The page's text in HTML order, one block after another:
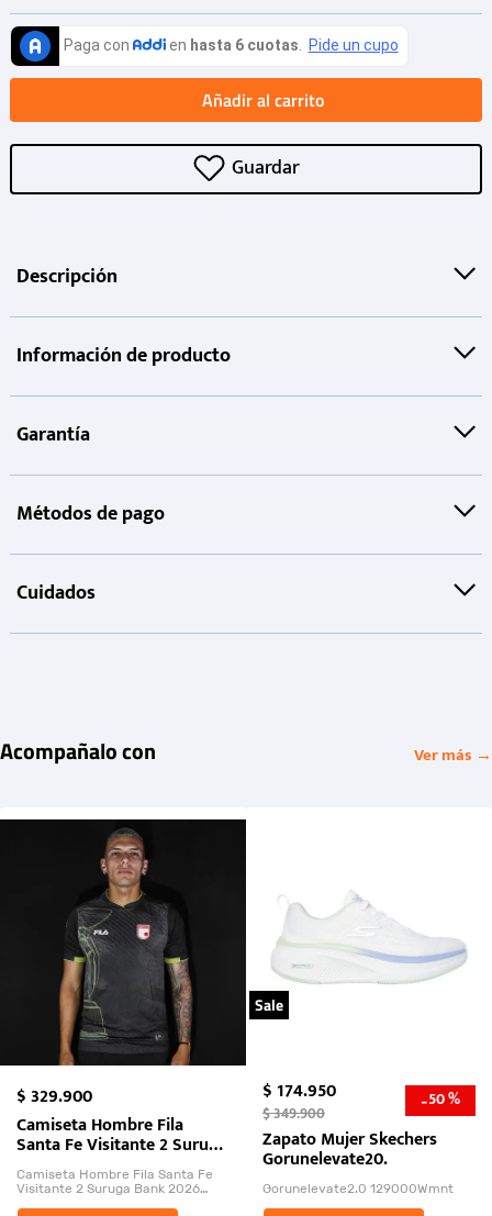
Añadir al carrito
Descripción
Información de producto
Garantía
Métodos de pago
Cuidados
Acompañalo con Ver más →
$329.900
Camiseta Hombre Fila
Santa Fe Visitante 2 Suruga
Bank 2026
Camiseta Hombre Fila Santa Fe
Visitante 2 Suruga Bank 2026
Sale
$174.950
$349.900 -50 %
Zapato Mujer Skechers
Gorunelevate20.
Gorunelevate2.0 129000Wmnt